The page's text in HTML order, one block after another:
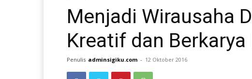
Menjadi Wirausaha
Kreatif dan
Penulis adminsigiku.com - 12 Oktober 2016